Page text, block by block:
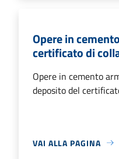
Opere in
certificato di
Opere in cemento
deposito del
VAI ALLA PAGINA